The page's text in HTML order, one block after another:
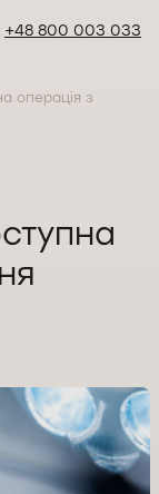
+48 800 003 033
операція з